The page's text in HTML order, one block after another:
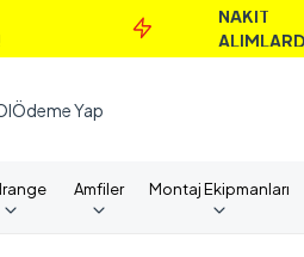
ALIMLARDA
Ödeme Yap
Amfiler Montaj Ekipmanları